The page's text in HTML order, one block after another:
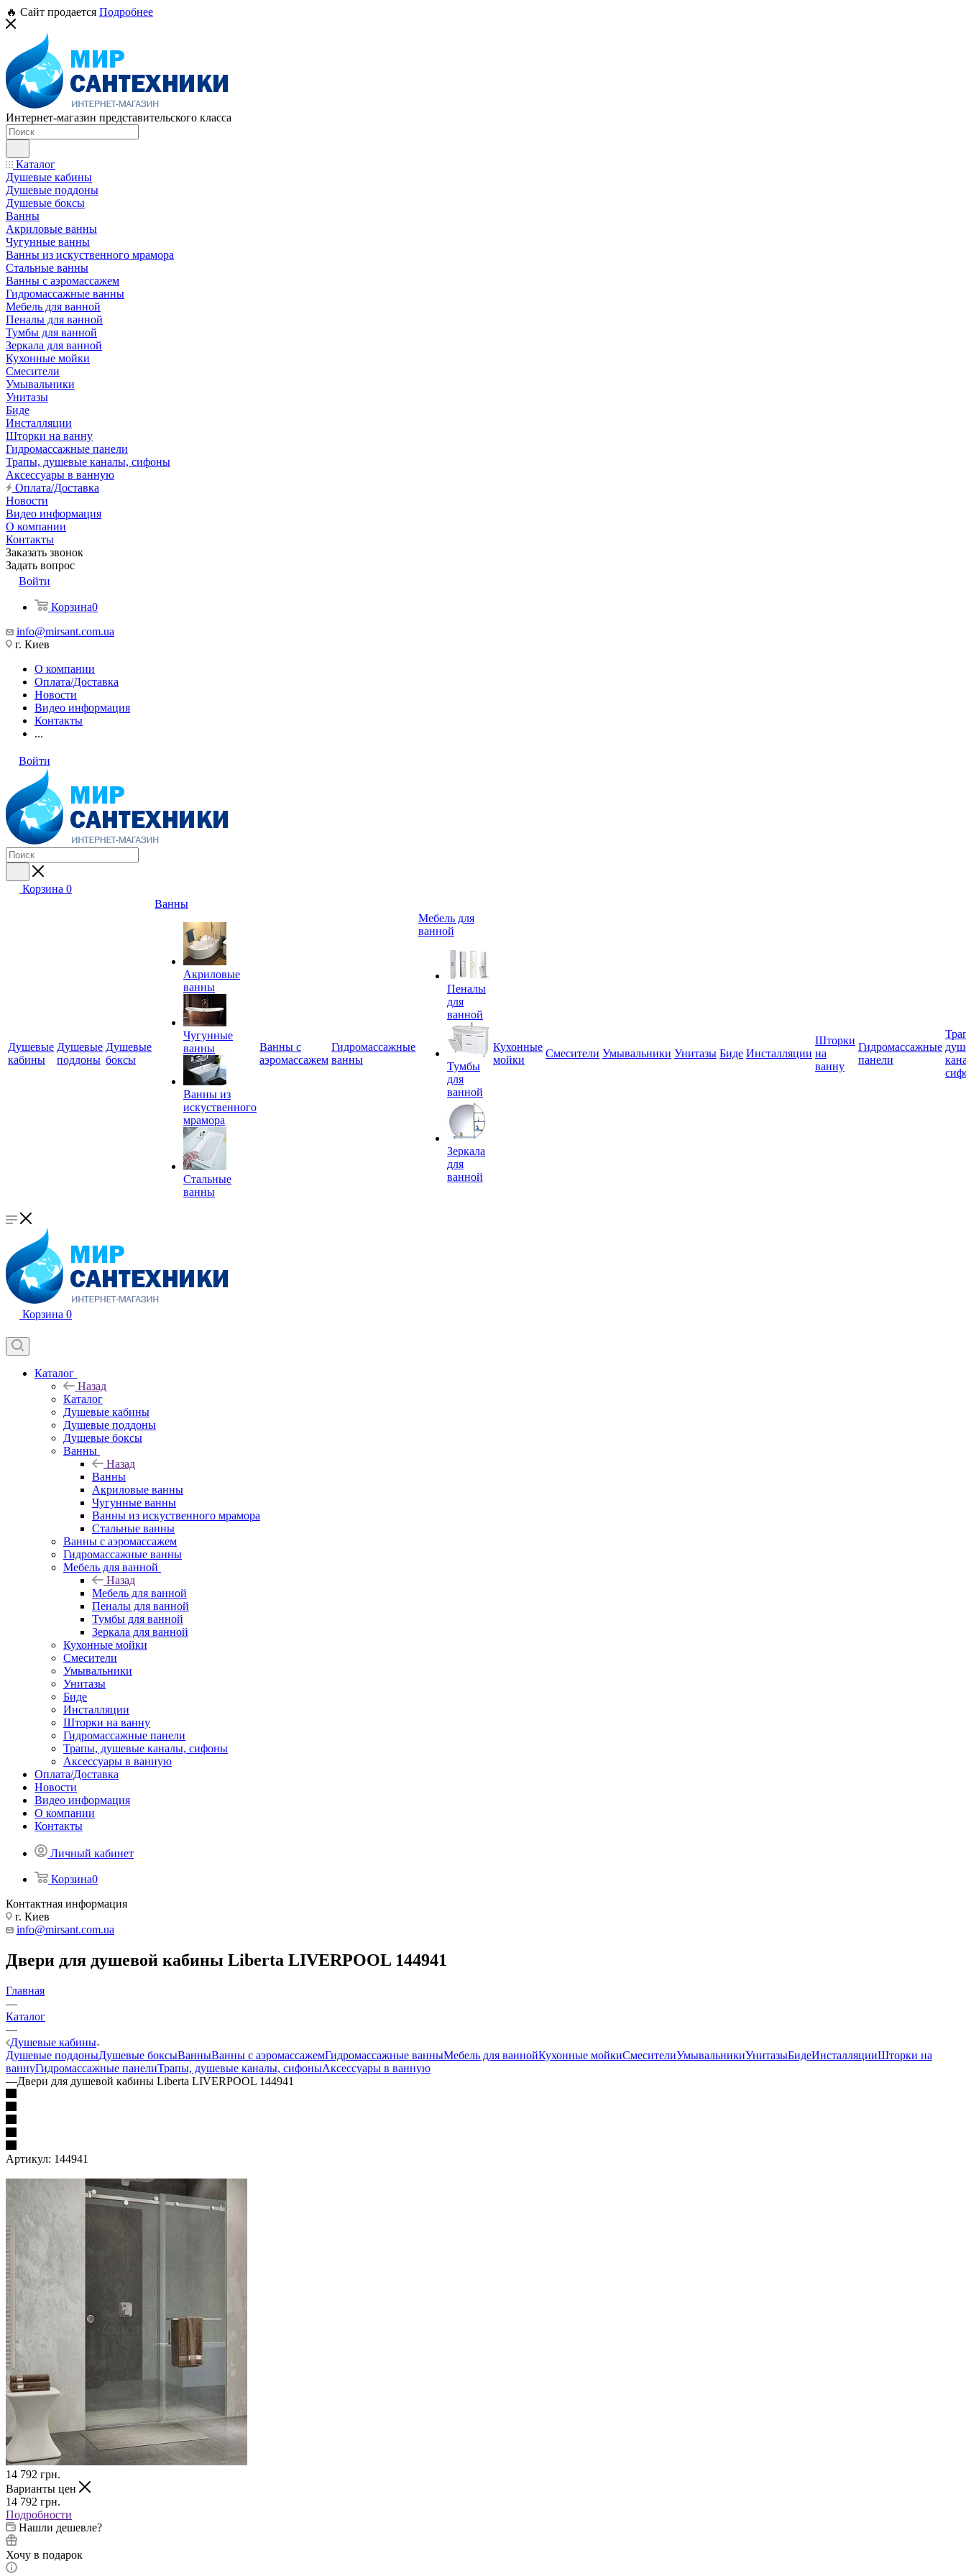
🔥 Сайт продается Подробнее
Интернет-магазин представительского класса
Каталог
Душевые кабины
Душевые поддоны
Душевые боксы
Ванны
Акриловые ванны
Чугунные ванны
Ванны из искуственного мрамора
Стальные ванны
Ванны с аэромассажем
Гидромассажные ванны
Мебель для ванной
Пеналы для ванной
Тумбы для ванной
Зеркала для ванной
Кухонные мойки
Смесители
Умывальники
Унитазы
Биде
Инсталляции
Шторки на ванну
Гидромассажные панели
Трапы, душевые каналы, сифоны
Аксессуары в ванную
Оплата/Доставка
Новости
Видео информация
О компании
Контакты
Заказать звонок
Задать вопрос
Войти
Корзина0
info@mirsant.com.ua
г. Киев
О компании
Оплата/Доставка
Новости
Видео информация
Контакты
...
Войти
Корзина 0
Душевые
кабины
Душевые
поддоны
Душевые
боксы
Ванны
Акриловые
ванны
Чугунные
ванны
Ванны из
искуственного
мрамора
Стальные
ванны
Ванны с
аэромассажем
Гидромассажные
ванны
Мебель для
ванной
Пеналы
для
ванной
Тумбы
для
ванной
Зеркала
для
ванной
Кухонные
мойки
Смесители Умывальники Унитазы Биде Инсталляции
Шторки
на
ванну
Гидромассажные
панели
Корзина 0
Каталог
Назад
Каталог
Душевые кабины
Душевые поддоны
Душевые боксы
Ванны
Назад
Ванны
Акриловые ванны
Чугунные ванны
Ванны из искуственного мрамора
Стальные ванны
Ванны с аэромассажем
Гидромассажные ванны
Мебель для ванной
Назад
Мебель для ванной
Пеналы для ванной
Тумбы для ванной
Зеркала для ванной
Кухонные мойки
Смесители
Умывальники
Унитазы
Биде
Инсталляции
Шторки на ванну
Гидромассажные панели
Трапы, душевые каналы, сифоны
Аксессуары в ванную
Оплата/Доставка
Новости
Видео информация
О компании
Контакты
Личный кабинет
Корзина0
Контактная информация
г. Киев
info@mirsant.com.ua
Двери для душевой кабины Liberta LIVERPOOL 144941
Главная
—
Каталог
—
Душевые кабины
Душевые поддоныДушевые боксыВанныВанны с аэромассажемГидромассажные ванныМебель для ваннойКухонные мойкиСмесителиУмывальникиУнитазыБидеИнсталляцииШторки на
ваннуГидромассажные панелиТрапы, душевые каналы, сифоныАксессуары в ванную
—Двери для душевой кабины Liberta LIVERPOOL 144941
Артикул: 144941
14 792 грн.
Варианты цен
14 792 грн.
Подробности
Нашли дешевле?
Хочу в подарок